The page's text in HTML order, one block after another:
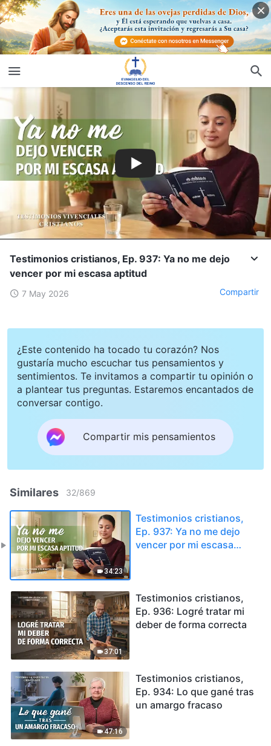
Testimonios cristianos, Ep. 937: Ya no me dejo
vencer por mi escasa aptitud
7 May 2026 Compartir
¿Este contenido ha tocado tu corazón? Nos
gustaría mucho escuchar tus pensamientos y
sentimientos. Te invitamos a compartir tu opinión o
a plantear tus preguntas. Estaremos encantados de
conversar contigo.
Compartir mis pensamientos
Similares 32/869
34:23
Testimonios cristianos,
Ep. 937: Ya no me dejo
vencer por mi escasa
37:01
Testimonios cristianos,
Ep. 936: Logré tratar mi
deber de forma correcta
47:16
Testimonios cristianos,
Ep. 934: Lo que gané tras
un amargo fracaso